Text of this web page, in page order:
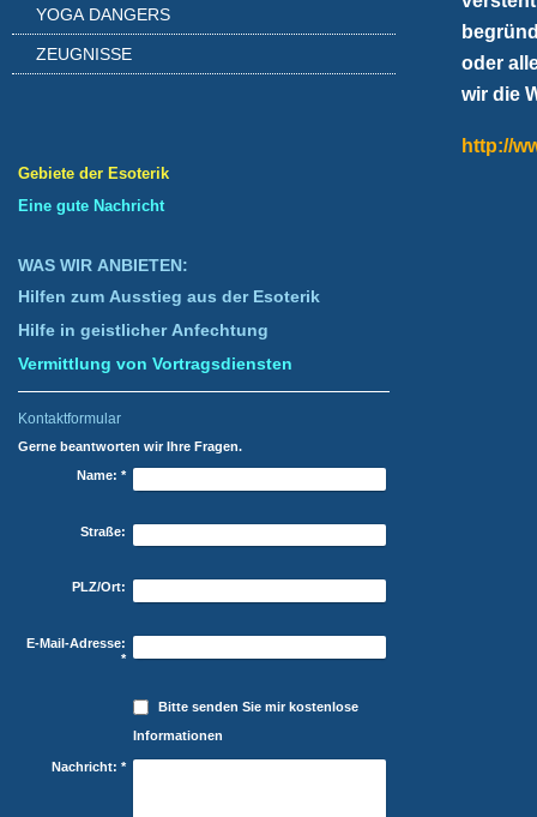
oder
wir die
http://
YOGA DANGERS
ZEUGNISSE
Gebiete der Esoterik
Eine gute Nachricht
WAS WIR ANBIETEN:
Hilfen zum Ausstieg aus der Esoterik
Hilfe in geistlicher Anfechtung
Vermittlung von Vortragsdiensten
Kontaktformular
Gerne beantworten wir Ihre Fragen.
Name: *
Straße:
PLZ/Ort:
E-Mail-Adresse:
*
Bitte senden Sie mir kostenlose
Informationen
Nachricht: *